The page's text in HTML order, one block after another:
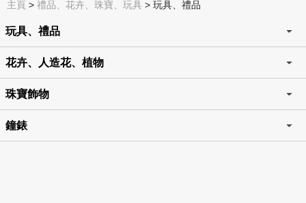
主頁 > 禮品、花卉、珠寶、玩具 > 玩具、禮品
玩具、禮品
花卉、人造花、植物
珠寶飾物
鐘錶